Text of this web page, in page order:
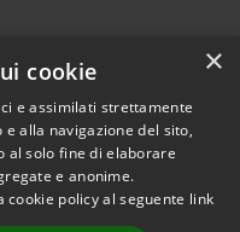
© 2026 • Comune di
Desio • Powered by
×
cookie
e assimilati strettamente
alla navigazione del sito,
al solo fine di elaborare
e anonime.
policy al seguente link